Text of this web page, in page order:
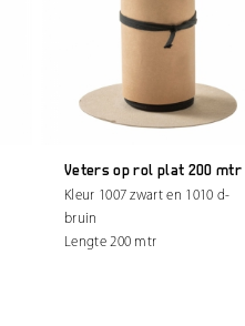
Veters op rol plat 200 mtr
Kleur 1007 zwart en 1010 d-
bruin
Lengte 200 mtr